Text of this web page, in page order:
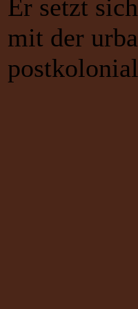
Er setzt
mit der